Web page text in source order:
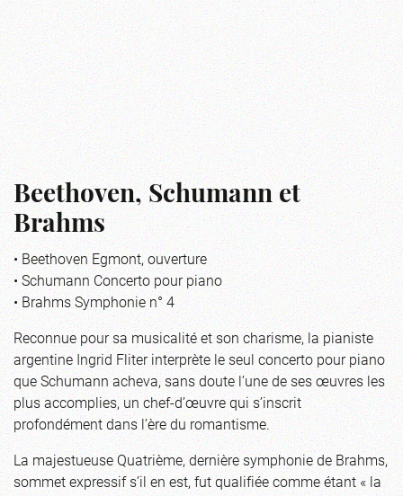
Beethoven, Schumann et
Brahms
• Beethoven Egmont, ouverture
• Schumann Concerto pour piano
• Brahms Symphonie n° 4
Reconnue pour sa musicalité et son charisme, la pianiste
argentine Ingrid Fliter interprète le seul concerto pour piano
que Schumann acheva, sans doute l’une de ses œuvres les
plus accomplies, un chef-d’œuvre qui s’inscrit
profondément dans l’ère du romantisme.
La majestueuse Quatrième, dernière symphonie de Brahms,
sommet expressif s’il en est, fut qualifiée comme étant « la